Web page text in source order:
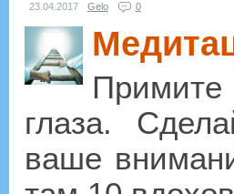
23.04.2017 Gelo 0
глаза.
ваше